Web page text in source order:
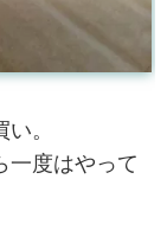
。
一度はやって